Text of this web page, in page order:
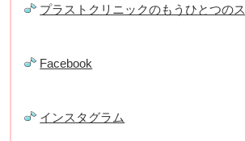
プラストクリニックのもうひとつの
Facebook
インスタグラム